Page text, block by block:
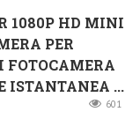
1080P HD MINI
PER
ISTANTANEA ...
601